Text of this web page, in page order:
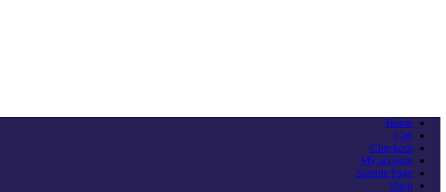
Home
Cart
Checkout
My account
Sample Page
Shop